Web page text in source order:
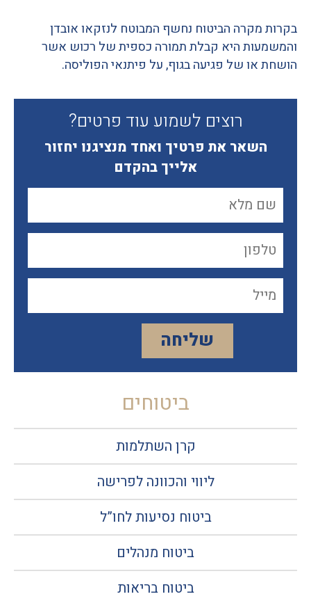
בקרות מקרה הביטוח נחשף המבוטח לנזקאו אובדן
והמשמעות היא קבלת תמורה כספית של רכוש אשר
הושחת או של פגיעה בגוף,על פיתנאי הפוליסה.
רוצים לשמוע עוד פרטים?
השאר את פרטיך ואחד מנציגנו יחזור
אלייך בהקדם
ביטוחים
קרן השתלמות
ליווי והכוונה לפרישה
ביטוח נסיעות לחו”ל
ביטוח מנהלים
ביטוח בריאות